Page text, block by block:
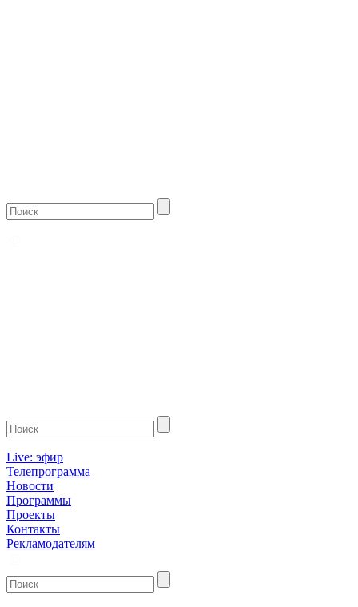
Live: эфир
Телепрограмма
Новости
Программы
Проекты
Контакты
Рекламодателям